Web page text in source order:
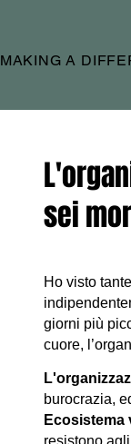
MAKING A
sei
Ho visto
giorni più
cuore,
burocrazia,
Ecosistema
resistono